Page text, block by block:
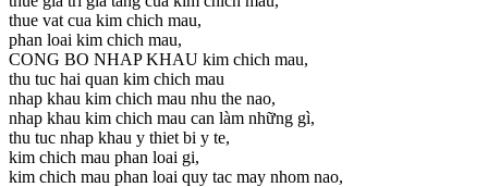
thue vat cua kim chich mau,
phan loai kim chich mau,
CONG BO NHAP KHAU kim chich mau,
thu tuc hai quan kim chich mau
nhap khau kim chich mau nhu the nao,
nhap khau kim chich mau can làm những gì,
thu tuc nhap khau y thiet bi y te,
kim chich mau phan loai gi,
kim chich mau phan loai quy tac may nhom nao,